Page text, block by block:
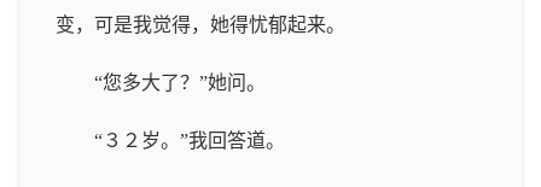
变，可是我觉得，她得忧郁起来。
“您多大了？”她问。
“３２岁。”我回答道。